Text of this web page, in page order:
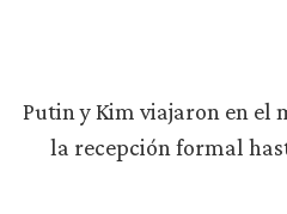
Putin y Kim viajaron en el
la recepción formal